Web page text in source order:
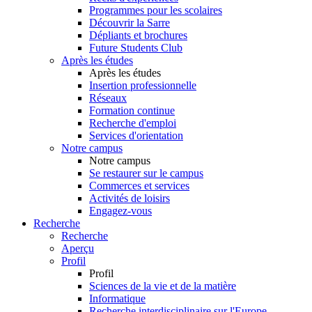
Programmes pour les scolaires
Découvrir la Sarre
Dépliants et brochures
Future Students Club
Après les études
Après les études
Insertion professionnelle
Réseaux
Formation continue
Recherche d'emploi
Services d'orientation
Notre campus
Notre campus
Se restaurer sur le campus
Commerces et services
Activités de loisirs
Engagez-vous
Recherche
Recherche
Aperçu
Profil
Profil
Sciences de la vie et de la matière
Informatique